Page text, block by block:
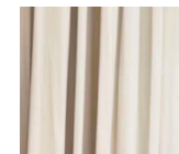
办事大厅
政民互动